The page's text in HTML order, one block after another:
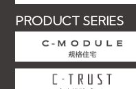
PRODUCT SERIES